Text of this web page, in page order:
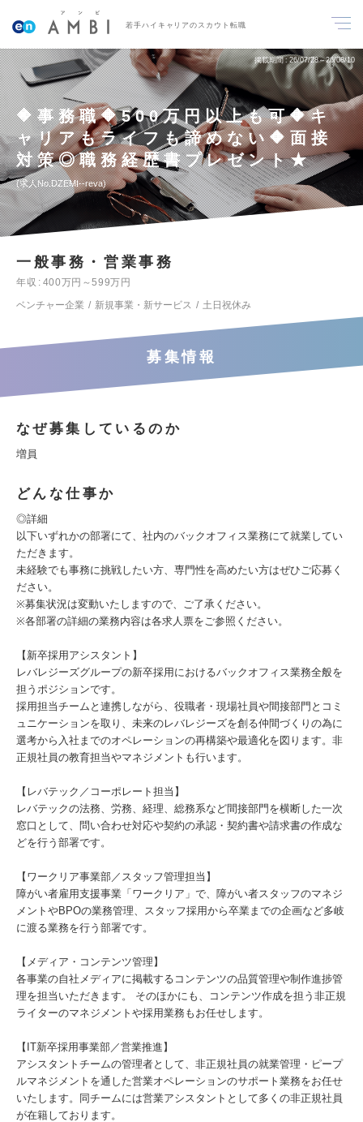
若手ハイキャリアのスカウト転職
掲載期間 26/07/28～26/08/10
🔶事務職🔶500万円以上も可🔶キ
ャリアもライフも諦めない🔶面接
対策◎職務経歴書プレゼント★
求人No.DZEMI--reva
一般事務・営業事務
年収
400万円～599万円
ベンチャー企業
新規事業・新サービス 土日祝休み
募集情報
なぜ募集しているのか
増員
どんな仕事か
◎詳細
以下いずれかの部署にて、社内のバックオフィス業務にて就業してい
ただきます。
未経験でも事務に挑戦したい方、専門性を高めたい方はぜひご応募く
ださい。
※募集状況は変動いたしますので、ご了承ください。
※各部署の詳細の業務内容は各求人票をご参照ください。
【新卒採用アシスタント】
レバレジーズグループの新卒採用におけるバックオフィス業務全般を
担うポジションです。
採用担当チームと連携しながら、役職者・現場社員や間接部門とコミ
ュニケーションを取り、未来のレバレジーズを創る仲間づくりの為に
選考から入社までのオペレーションの再構築や最適化を図ります。非
正規社員の教育担当やマネジメントも行います。
【レバテック／コーポレート担当】
レバテックの法務、労務、経理、総務系など間接部門を横断した一次
窓口として、問い合わせ対応や契約の承認・契約書や請求書の作成な
どを行う部署です。
【ワークリア事業部／スタッフ管理担当】
障がい者雇⽤⽀援事業「ワークリア」で、障がい者スタッフのマネジ
メントやBPOの業務管理、スタッフ採用から卒業までの企画など多岐
に渡る業務を行う部署です。
【メディア・コンテンツ管理】
各事業の自社メディアに掲載するコンテンツの品質管理や制作進捗管
理を担当いただきます。 そのほかにも、コンテンツ作成を担う非正規
ライターのマネジメントや採用業務もお任せします。
【IT新卒採用事業部／営業推進】
アシスタントチームの管理者として、非正規社員の就業管理・ピープ
ルマネジメントを通した営業オペレーションのサポート業務をお任せ
いたします。同チームには営業アシスタントとして多くの非正規社員
が在籍しております。